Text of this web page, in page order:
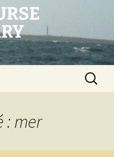
: mer